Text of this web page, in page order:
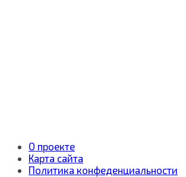
О проекте
Карта сайта
Политика конфеденциальности